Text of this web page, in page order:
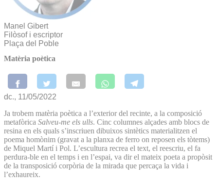
Manel Gibert
Filòsof i escriptor
Plaça del Poble
Matèria poètica
dc., 11/05/2022
Ja trobem matèria poètica a l’exterior del recinte, a la composició
metafòrica Salveu-me els ulls. Cinc columnes alçades amb blocs de
resina en els quals s’inscriuen dibuixos sintètics materialitzen el
poema homònim (gravat a la planxa de ferro on reposen els tòtems)
de Miquel Martí i Pol. L’escultura recrea el text, el reescriu, el fa
perdura-ble en el temps i en l’espai, va dir el mateix poeta a propòsit
de la transposició corpòria de la mirada que percaça la vida i
l’exhaureix.